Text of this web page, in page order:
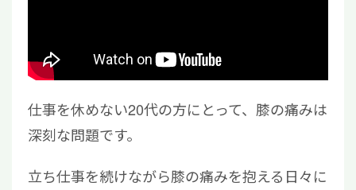
仕事を休めない20代の方にとって、膝の痛みは
深刻な問題です。
立ち仕事を続けながら膝の痛みを抱える日々に